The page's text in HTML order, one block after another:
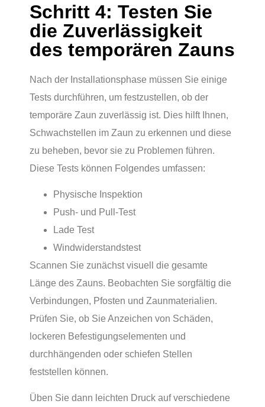
Schritt 4: Testen Sie
die Zuverlässigkeit
des temporären Zauns
Nach der Installationsphase müssen Sie einige
Tests durchführen, um festzustellen, ob der
temporäre Zaun zuverlässig ist. Dies hilft Ihnen,
Schwachstellen im Zaun zu erkennen und diese
zu beheben, bevor sie zu Problemen führen.
Diese Tests können Folgendes umfassen:
Physische Inspektion
Push- und Pull-Test
Lade Test
Windwiderstandstest
Scannen Sie zunächst visuell die gesamte
Länge des Zauns. Beobachten Sie sorgfältig die
Verbindungen, Pfosten und Zaunmaterialien.
Prüfen Sie, ob Sie Anzeichen von Schäden,
lockeren Befestigungselementen und
durchhängenden oder schiefen Stellen
feststellen können.
Üben Sie dann leichten Druck auf verschiedene